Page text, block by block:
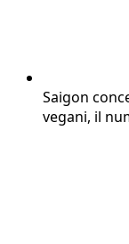
Saigon
vegani, il